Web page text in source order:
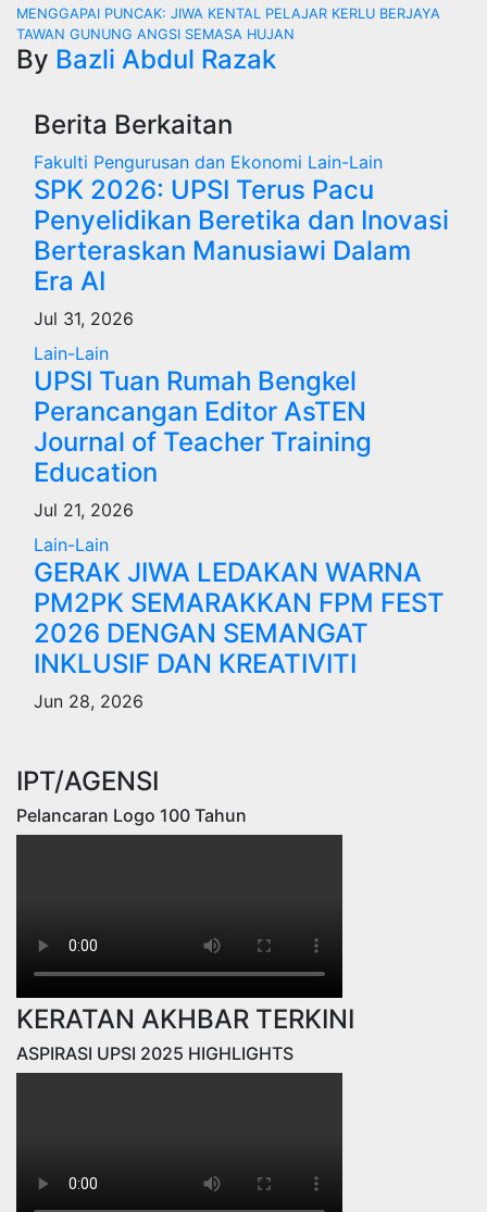
MENGGAPAI PUNCAK: JIWA KENTAL PELAJAR KERLU BERJAYA
TAWAN GUNUNG ANGSI SEMASA HUJAN
By Bazli Abdul Razak
Berita Berkaitan
Fakulti Pengurusan dan Ekonomi Lain-Lain
SPK 2026: UPSI Terus Pacu
Penyelidikan Beretika dan Inovasi
Berteraskan Manusiawi Dalam
Era AI
Jul 31, 2026
Lain-Lain
UPSI Tuan Rumah Bengkel
Perancangan Editor AsTEN
Journal of Teacher Training
Education
Jul 21, 2026
Lain-Lain
GERAK JIWA LEDAKAN WARNA
PM2PK SEMARAKKAN FPM FEST
2026 DENGAN SEMANGAT
INKLUSIF DAN KREATIVITI
Jun 28, 2026
IPT/AGENSI
Pelancaran Logo 100 Tahun
KERATAN AKHBAR TERKINI
ASPIRASI UPSI 2025 HIGHLIGHTS